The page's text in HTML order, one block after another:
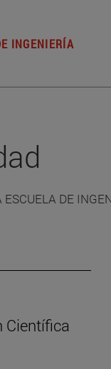
INGENIERÍA
DE
Científica